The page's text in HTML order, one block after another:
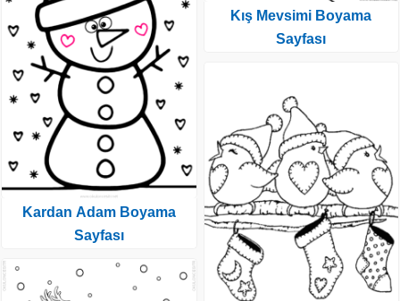
Kardan Adam Boyama
Sayfası
Kış Mevsimi Boyama
Sayfası